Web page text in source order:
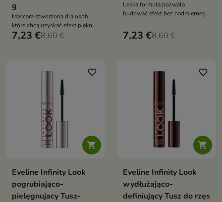
g
Mascara stworzona dla osób,
które chcą uzyskać efekt pięknie
podkreślonych, uniesionych i
7,23 €8,60 €
Lekka formuła pozwala
budować efekt bez nadmiernego
7,23 €8,60 €

favorite_border
Eveline Infinity Look
pogrubiająco-
pielęgnujacy Tusz-

favorite_border
Eveline Infinity Look
wydłużająco-
definiujący Tusz do rzęs